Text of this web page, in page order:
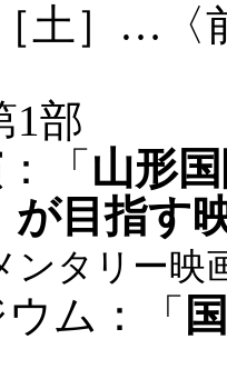
土］…〈
部
「 山形
が目指す
ンタリー映
ム：「